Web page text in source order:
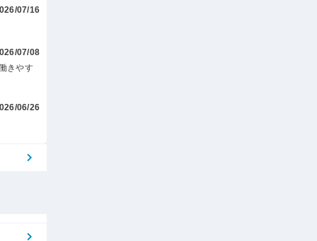
07/16
07/08
きやす
06/26